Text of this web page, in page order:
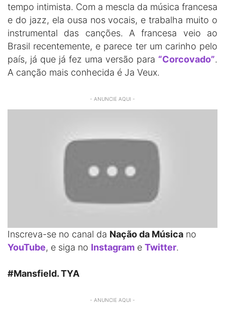
tempo intimista. Com a mescla da música francesa
e do jazz, ela ousa nos vocais, e trabalha muito o
instrumental das canções. A francesa veio ao
Brasil recentemente, e parece ter um carinho pelo
país, já que já fez uma versão para “Corcovado”.
A canção mais conhecida é Ja Veux.
- ANUNCIE AQUI -
Inscreva-se no canal da Nação da Música no
YouTube, e siga no Instagram e Twitter.
#Mansfield. TYA
- ANUNCIE AQUI -